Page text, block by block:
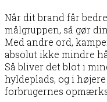
Når dit brand får
målgruppen, så gør
Med andre ord,
absolut ikke mindre
Så bliver det blot i
hyldeplads, og i
forbrugernes